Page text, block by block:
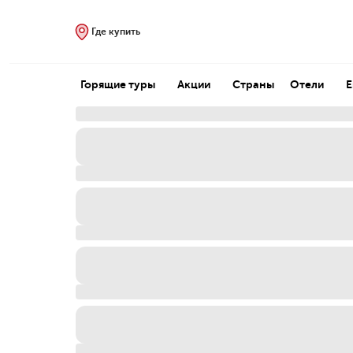
Где купить
Горящие туры Акции Страны Отели